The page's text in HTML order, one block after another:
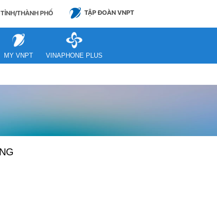
TỈNH/THÀNH PHỐ TẬP ĐOÀN VNPT
MY VNPT VINAPHONE PLUS